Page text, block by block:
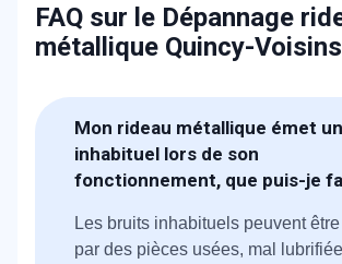
FAQ sur le Dépannage
métallique Quincy-Voisins
Mon rideau métallique émet
inhabituel lors de son
fonctionnement, que puis-je
Les bruits inhabituels peuvent
par des pièces usées, mal